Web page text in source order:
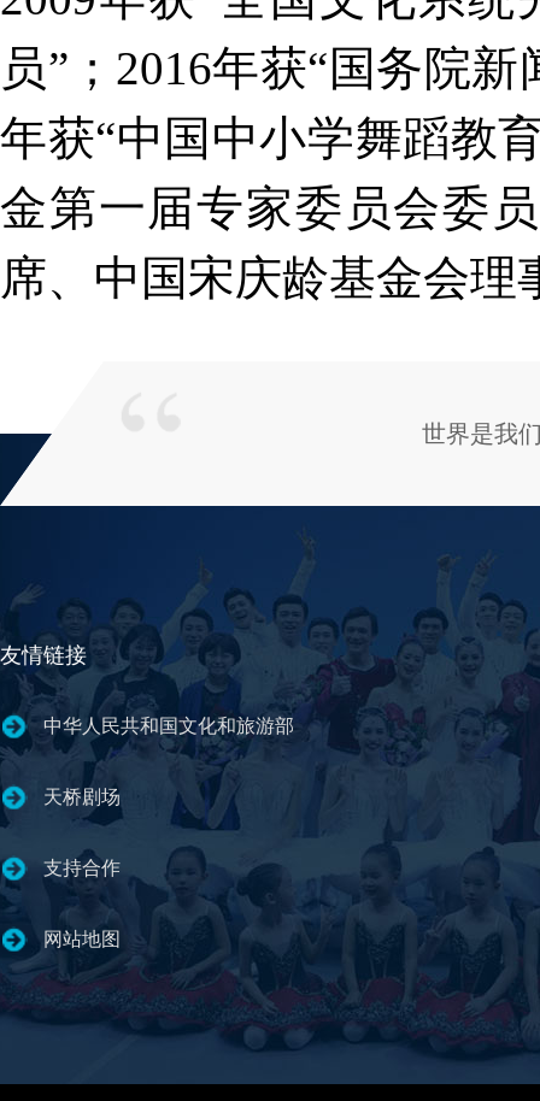
员”；2016年获“国务院
年获“中国中小学舞蹈教
金第一届专家委员会委
席、中国宋庆龄基金会
世界是我
友情链接
中华人民共和国文化和旅游部
天桥剧场
支持合作
网站地图